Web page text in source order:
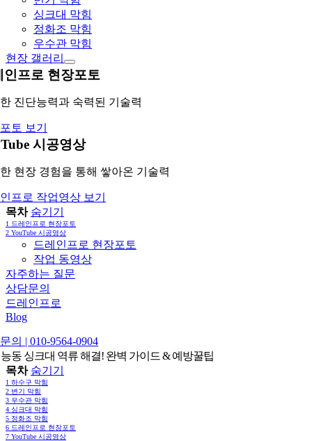
싱크대 막힘
정화조 막힘
우수관 막힘
현장 갤러리
인프로 현장포토
진단능력과 숙력된 기술력
토 보기
시공영상
현장 경험을 통해 쌓아온 기술력
프로 작업영상 보기
목차 숨기기
1 드레인프로 현장포토
2 YouTube 시공영상
드레인프로 현장포토
작업 동영상
자주하는 질문
상담문의
드레인프로
Blog
의 | 010-9564-0904
동 싱크대 역류 해결! 완벽 가이드 & 예방꿀팁
목차 숨기기
1 하수구 막힘
2 변기 막힘
3 우수관 막힘
4 싱크대 막힘
5 정화조 막힘
6 드레인프로 현장포토
7 YouTube 시공영상